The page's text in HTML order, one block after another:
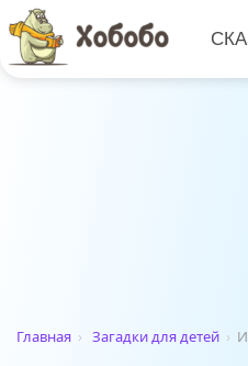
Главная › Загадки для детей ›